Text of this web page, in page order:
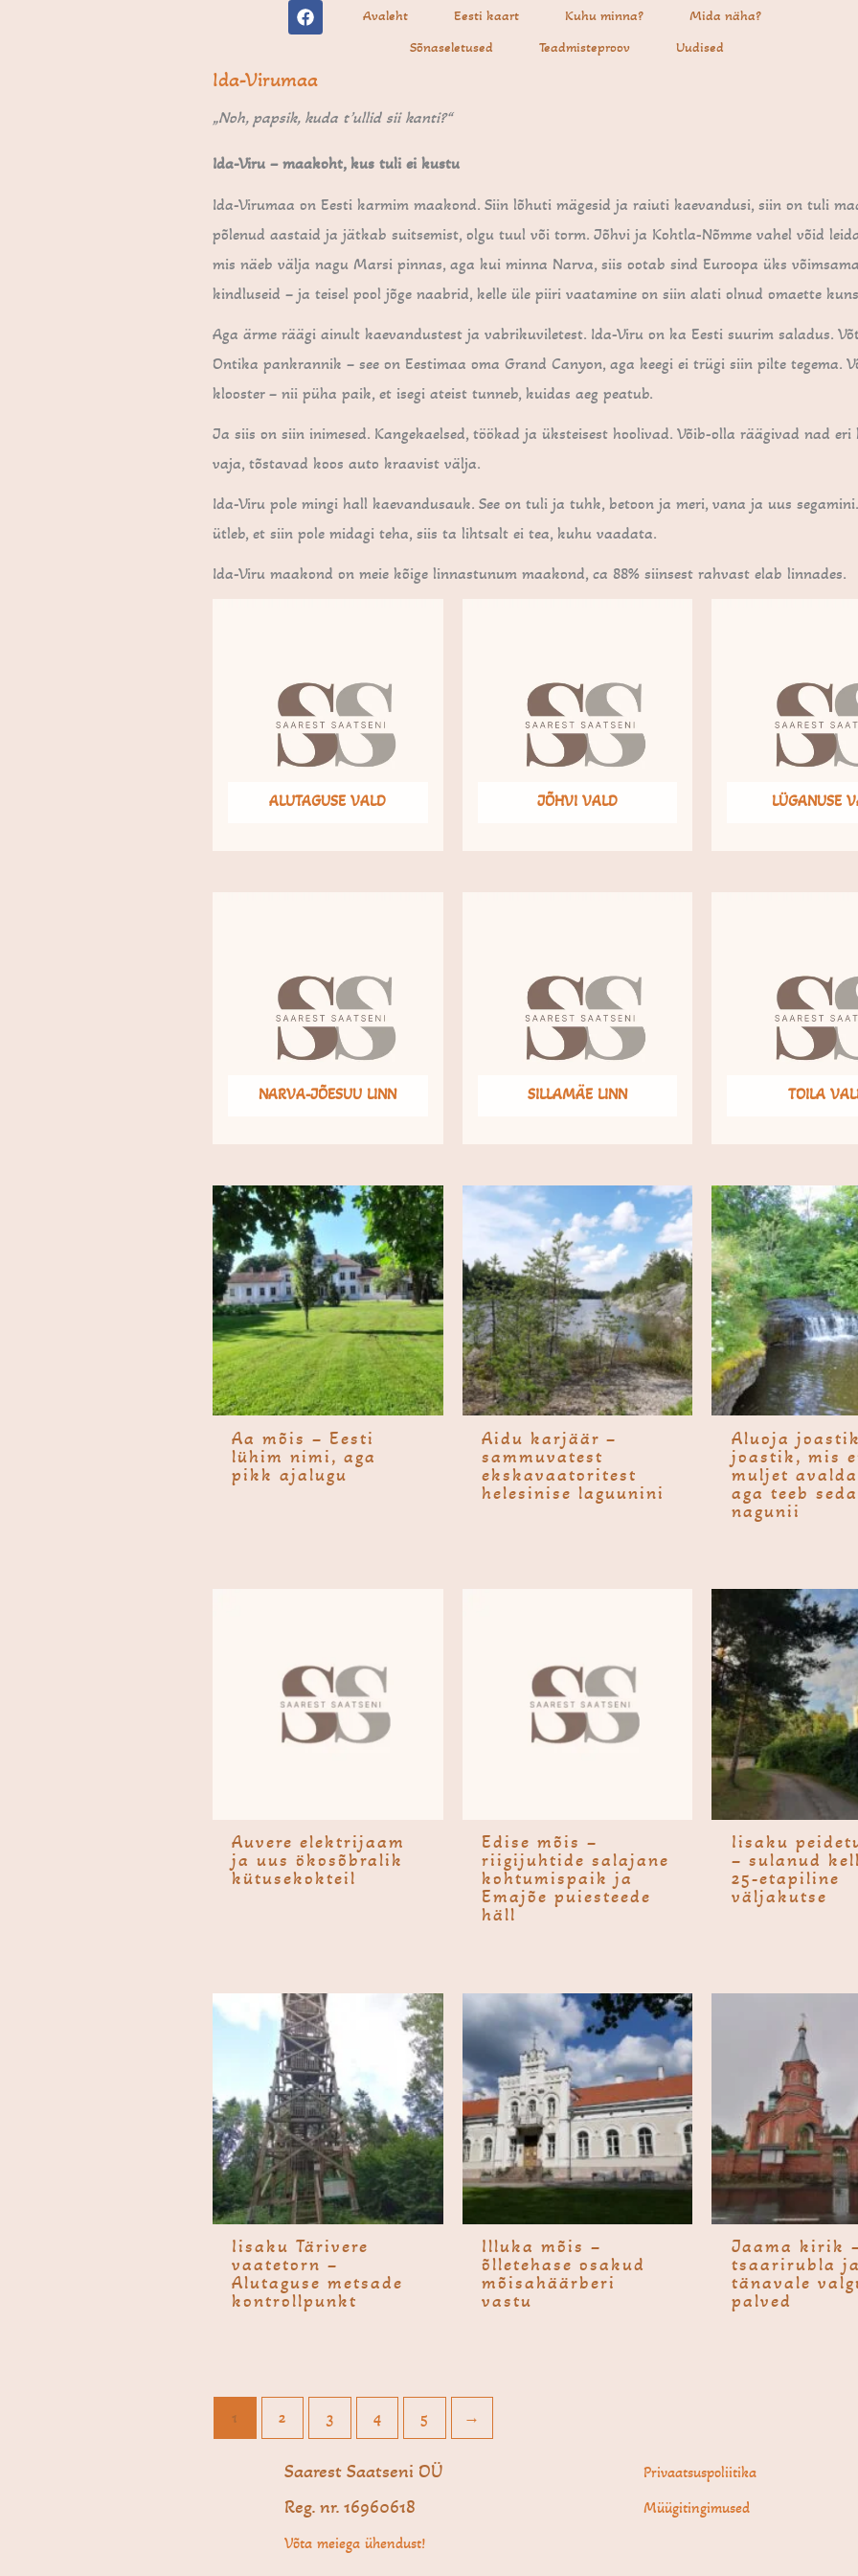
F
a
b
o
k
Avaleht Eesti kaart Kuhu minna?
Mida näha?
Sõnaseletused
Teadmisteproov Uudised
Ida-Virumaa
„Noh, papsik, kuda t’ullid sii kanti?“
Ida-Viru – maakoht, kus tuli ei kustu
Ida-Virumaa on Eesti karmim maakond. Siin lõhuti mägesid ja raiuti kaevandusi, siin on tuli
põlenud aastaid ja jätkab suitsemist, olgu tuul või torm. Jõhvi ja Kohtla-Nõmme vahel võid
mis näeb välja nagu Marsi pinnas, aga kui minna Narva, siis ootab sind Euroopa üks
kindluseid – ja teisel pool jõge naabrid, kelle üle piiri vaatamine on siin alati olnud omaette
Aga ärme räägi ainult kaevandustest ja vabrikuviletest. Ida-Viru on ka Eesti suurim saladus.
Ontika pankrannik – see on Eestimaa oma Grand Canyon, aga keegi ei trügi siin pilte tegema.
klooster – nii püha paik, et isegi ateist tunneb, kuidas aeg peatub.
Ja siis on siin inimesed. Kangekaelsed, töökad ja üksteisest hoolivad. Võib-olla räägivad nad eri
vaja, tõstavad koos auto kraavist välja.
Ida-Viru pole mingi hall kaevandusauk. See on tuli ja tuhk, betoon ja meri, vana ja uus
ütleb, et siin pole midagi teha, siis ta lihtsalt ei tea, kuhu vaadata.
Ida-Viru maakond on meie kõige linnastunum maakond, ca 88% siinsest rahvast elab linnades.
ALUTAGUSE VALD JÕHVI VALD LÜGANUSE
NARVA-JÕESUU LINN SILLAMÄE LINN TOILA
Aa mõis – Eesti
lühim nimi, aga
pikk ajalugu
Aidu karjäär –
sammuvatest
ekskavaatoritest
helesinise laguunini
Aluoja
joastik, mis
muljet
aga teeb seda
nagunii
Auvere elektri­jaam
ja uus ökosõbralik
kütusekokteil
Edise mõis –
riigijuhtide salajane
kohtumispaik ja
Emajõe puiesteede
häll
Iisaku
– sulanud
25-etapiline
väljakutse
Iisaku Tärivere
vaate­torn –
Alutaguse metsade
kontrollpunkt
Illuka mõis –
õlletehase osakud
mõisahäärberi
vastu
Jaama kirik
tsaarirubla
tänavale
palved
1 2 3 4 5 →
Saarest Saatseni OÜ
Reg. nr. 16960618
Võta meiega ühendust!
Privaatsuspoliitika
Müügitingimused